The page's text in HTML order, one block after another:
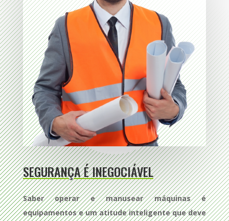
SEGURANÇA É INEGOCIÁVEL
Saber operar e manusear máquinas é
equipamentos e um atitude inteligente que deve